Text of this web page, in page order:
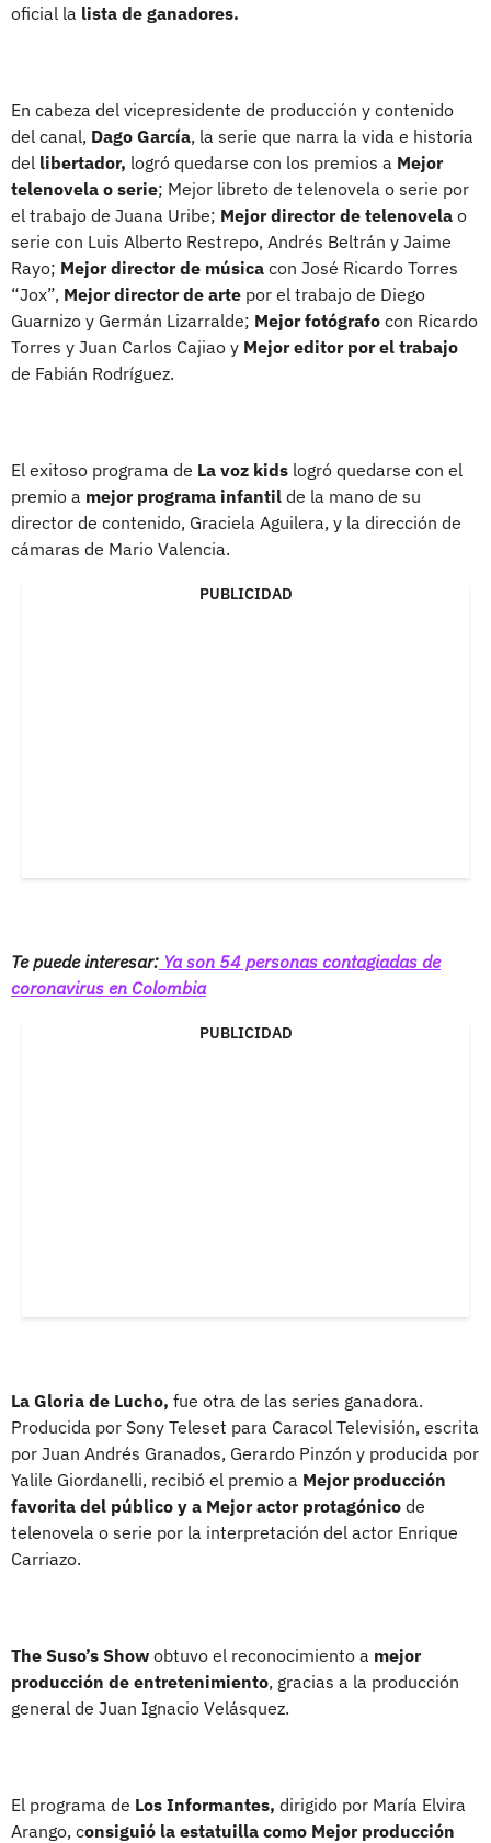
oficial la lista de ganadores.
En cabeza del vicepresidente de producción y contenido
del canal, Dago García, la serie que narra la vida e historia
del libertador, logró quedarse con los premios a Mejor
telenovela o serie; Mejor libreto de telenovela o serie por
el trabajo de Juana Uribe; Mejor director de telenovela o
serie con Luis Alberto Restrepo, Andrés Beltrán y Jaime
Rayo; Mejor director de música con José Ricardo Torres
“Jox”, Mejor director de arte por el trabajo de Diego
Guarnizo y Germán Lizarralde; Mejor fotógrafo con Ricardo
Torres y Juan Carlos Cajiao y Mejor editor por el trabajo
de Fabián Rodríguez.
El exitoso programa de La voz kids logró quedarse con el
premio a mejor programa infantil de la mano de su
director de contenido, Graciela Aguilera, y la dirección de
cámaras de Mario Valencia.
PUBLICIDAD
Te puede interesar: Ya son 54 personas contagiadas de
coronavirus en Colombia
PUBLICIDAD
La Gloria de Lucho, fue otra de las series ganadora.
Producida por Sony Teleset para Caracol Televisión, escrita
por Juan Andrés Granados, Gerardo Pinzón y producida por
Yalile Giordanelli, recibió el premio a Mejor producción
favorita del público y a Mejor actor protagónico de
telenovela o serie por la interpretación del actor Enrique
Carriazo.
The Suso’s Show obtuvo el reconocimiento a mejor
producción de entretenimiento, gracias a la producción
general de Juan Ignacio Velásquez.
El programa de Los Informantes, dirigido por María Elvira
Arango, consiguió la estatuilla como Mejor producción